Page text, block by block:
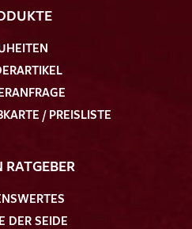
/ PREISLISTE
RATGEBER
DER SEIDE